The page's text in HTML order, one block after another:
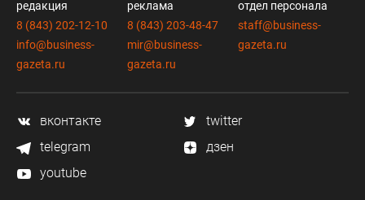
редакция
8 (843) 202-12-10
info@business-
gazeta.ru
реклама
8 (843) 203-48-47
mir@business-
gazeta.ru
отдел персонала
staff@business-
gazeta.ru
вконтакте
twitter
telegram
дзен
youtube